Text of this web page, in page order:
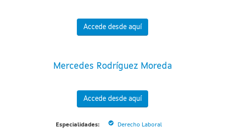
Accede desde aquí
Mercedes Rodríguez Moreda
Accede desde aquí
Especialidades: Derecho Laboral